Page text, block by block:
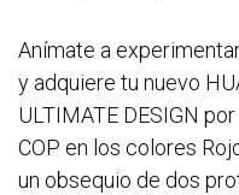
Anímate a
y adquiere tu nuevo
ULTIMATE DESIGN
COP en los colores
un obsequio de dos